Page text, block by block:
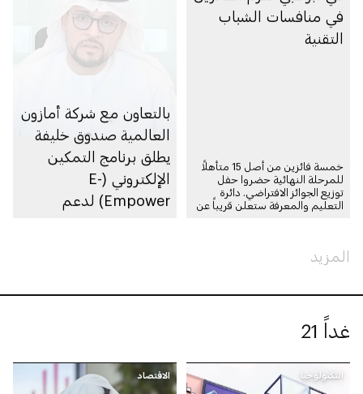
في منافسات الشباب
التقنية
خمسة فائزين من أصل 15 متأهلاً
للمرحلة النهائية حضروا حفل
توزيع الجوائز الافتراضي. دائرة
التعليم والمعرفة ستعلن قريباً عن
بالتعاون مع شركة أمازون
العالمية صندوق خليفة
يطلق برنامج التمكين
الإلكتروني (E-
Empower) لدعم
المزيد
غداً 21
التكنولوجيا الاقتصاد